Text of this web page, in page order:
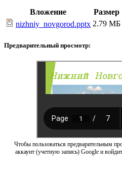
Вложение
Размер
nizhniy_novgorod.pptx 2.79 МБ
Предварительный просмотр:
Чтобы пользоваться предварительным
аккаунт (учетную запись) Google и